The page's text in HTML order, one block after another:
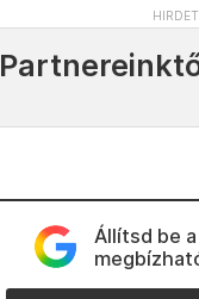
Állítsd be